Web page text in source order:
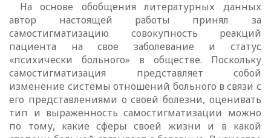
На основе обобщения литературных данных
автор настоящей работы принял за
самостигматизацию совокупность реакций
пациента на свое заболевание и статус
«психически больного» в обществе. Поскольку
самостигматизация представляет собой
изменение системы отношений больного в связи с
его представлениями о своей болезни, оценивать
тип и выраженность самостигматизации можно
по тому, какие сферы своей жизни и в какой